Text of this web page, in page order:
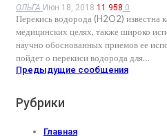
ОЛЬГА Июн 18, 2018 11 958 0
Перекись водорода (H2O2) известна
медицинских целях, также широко
научно обоснованных приемов ее
пойдет о перекиси водорода для…
Предыдущие сообщения
Рубрики
Главная